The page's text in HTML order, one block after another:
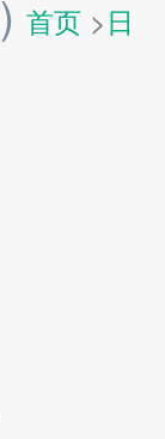
首页 >日